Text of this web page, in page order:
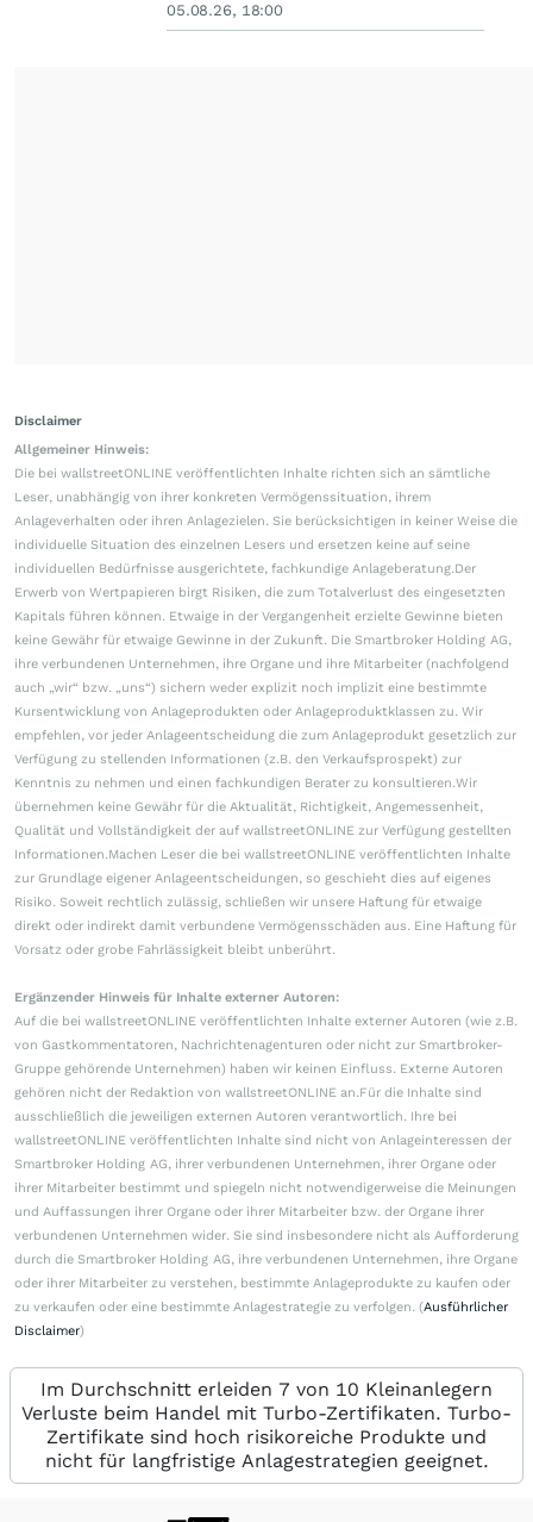
05.08.26, 18:00
Disclaimer
Allgemeiner Hinweis:
Die bei wallstreetONLINE veröffentlichten Inhalte richten sich an sämtliche
Leser, unabhängig von ihrer konkreten Vermögenssituation, ihrem
Anlageverhalten oder ihren Anlagezielen. Sie berücksichtigen in keiner Weise die
individuelle Situation des einzelnen Lesers und ersetzen keine auf seine
individuellen Bedürfnisse ausgerichtete, fachkundige Anlageberatung.Der
Erwerb von Wertpapieren birgt Risiken, die zum Totalverlust des eingesetzten
Kapitals führen können. Etwaige in der Vergangenheit erzielte Gewinne bieten
keine Gewähr für etwaige Gewinne in der Zukunft. Die Smartbroker Holding AG,
ihre verbundenen Unternehmen, ihre Organe und ihre Mitarbeiter (nachfolgend
auch „wir“ bzw. „uns“) sichern weder explizit noch implizit eine bestimmte
Kursentwicklung von Anlageprodukten oder Anlageproduktklassen zu. Wir
empfehlen, vor jeder Anlageentscheidung die zum Anlageprodukt gesetzlich zur
Verfügung zu stellenden Informationen (z.B. den Verkaufsprospekt) zur
Kenntnis zu nehmen und einen fachkundigen Berater zu konsultieren.Wir
übernehmen keine Gewähr für die Aktualität, Richtigkeit, Angemessenheit,
Qualität und Vollständigkeit der auf wallstreetONLINE zur Verfügung gestellten
Informationen.Machen Leser die bei wallstreetONLINE veröffentlichten Inhalte
zur Grundlage eigener Anlageentscheidungen, so geschieht dies auf eigenes
Risiko. Soweit rechtlich zulässig, schließen wir unsere Haftung für etwaige
direkt oder indirekt damit verbundene Vermögensschäden aus. Eine Haftung für
Vorsatz oder grobe Fahrlässigkeit bleibt unberührt.
Ergänzender Hinweis für Inhalte externer Autoren:
Auf die bei wallstreetONLINE veröffentlichten Inhalte externer Autoren (wie z.B.
von Gastkommentatoren, Nachrichtenagenturen oder nicht zur Smartbroker-
Gruppe gehörende Unternehmen) haben wir keinen Einfluss. Externe Autoren
gehören nicht der Redaktion von wallstreetONLINE an.Für die Inhalte sind
ausschließlich die jeweiligen externen Autoren verantwortlich. Ihre bei
wallstreetONLINE veröffentlichten Inhalte sind nicht von Anlageinteressen der
Smartbroker Holding AG, ihrer verbundenen Unternehmen, ihrer Organe oder
ihrer Mitarbeiter bestimmt und spiegeln nicht notwendigerweise die Meinungen
und Auffassungen ihrer Organe oder ihrer Mitarbeiter bzw. der Organe ihrer
verbundenen Unternehmen wider. Sie sind insbesondere nicht als Aufforderung
durch die Smartbroker Holding AG, ihre verbundenen Unternehmen, ihre Organe
oder ihrer Mitarbeiter zu verstehen, bestimmte Anlageprodukte zu kaufen oder
zu verkaufen oder eine bestimmte Anlagestrategie zu verfolgen. (Ausführlicher
Disclaimer)
Im Durchschnitt erleiden 7 von 10 Kleinanlegern
Verluste beim Handel mit Turbo-Zertifikaten. Turbo-
Zertifikate sind hoch risikoreiche Produkte und
nicht für langfristige Anlagestrategien geeignet.